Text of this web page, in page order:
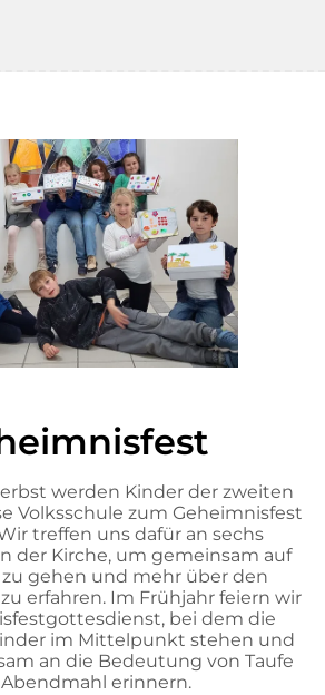
werden Kinder der zweiten
Volksschule zum Geheimnisfest
treffen uns dafür an sechs
der Kirche, um gemeinsam auf
zu gehen und mehr über den
erfahren. Im Frühjahr feiern wir
bei dem die
im Mittelpunkt stehen und
an die Bedeutung von Taufe
erinnern.